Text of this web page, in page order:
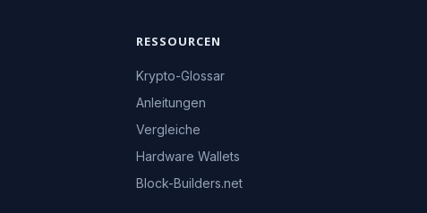
RESSOURCEN
Krypto-Glossar
Anleitungen
Vergleiche
Hardware Wallets
Block-Builders.net